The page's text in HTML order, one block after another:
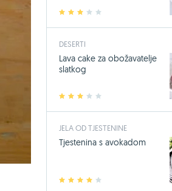
2 3 4
DESERTI
2 3 4
Lava cake za obožavatelje
slatkog
JELA OD TJESTENINE
2 3 4
Tjestenina s avokadom